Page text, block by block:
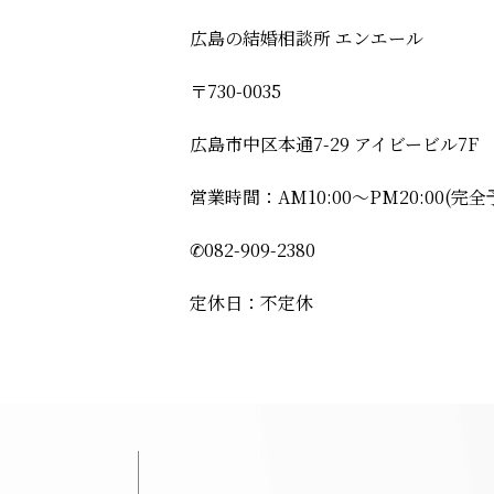
広島の結婚相談所 エンエール
〒730-0035
広島市中区本通7-29 アイビービル7F
営業時間：AM10:00〜PM20:00(完全
✆082-909-2380
定休日：不定休